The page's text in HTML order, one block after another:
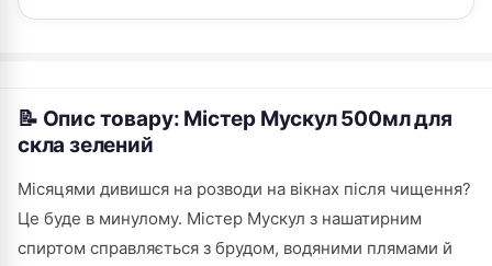
📝 Опис товару: Містер Мускул 500мл для
скла зелений
Місяцями дивишся на розводи на вікнах після чищення?
Це буде в минулому. Містер Мускул з нашатирним
спиртом справляється з брудом, водяними плямами й